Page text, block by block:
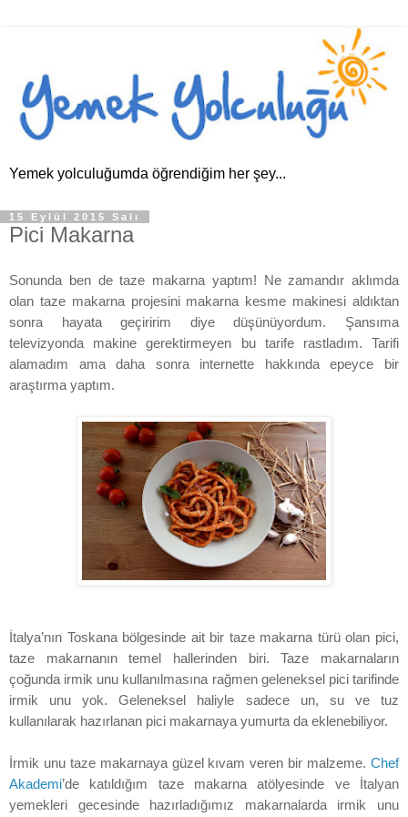
Yemek yolculuğumda öğrendiğim her şey...
15 Eylül 2015 Salı
Pici Makarna
Sonunda ben de taze makarna yaptım! Ne zamandır aklımda
olan taze makarna projesini makarna kesme makinesi aldıktan
sonra hayata geçiririm diye düşünüyordum. Şansıma
televizyonda makine gerektirmeyen bu tarife rastladım. Tarifi
alamadım ama daha sonra internette hakkında epeyce bir
araştırma yaptım.
İtalya’nın Toskana bölgesinde ait bir taze makarna türü olan pici,
taze makarnanın temel hallerinden biri. Taze makarnaların
çoğunda irmik unu kullanılmasına rağmen geleneksel pici tarifinde
irmik unu yok. Geleneksel haliyle sadece un, su ve tuz
kullanılarak hazırlanan pici makarnaya yumurta da eklenebiliyor.
İrmik unu taze makarnaya güzel kıvam veren bir malzeme. Chef
Akademi’de katıldığım taze makarna atölyesinde ve İtalyan
yemekleri gecesinde hazırladığımız makarnalarda irmik unu